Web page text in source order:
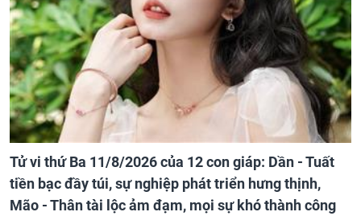
Tử vi thứ Ba 11/8/2026 của 12 con giáp: Dần - Tuất
tiền bạc đầy túi, sự nghiệp phát triển hưng thịnh,
Mão - Thân tài lộc ảm đạm, mọi sự khó thành công